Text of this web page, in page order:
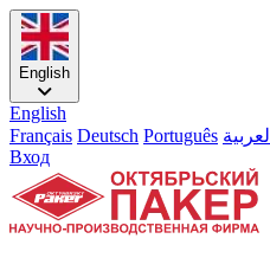
English
English
Français Deutsch Português العربية
Вход